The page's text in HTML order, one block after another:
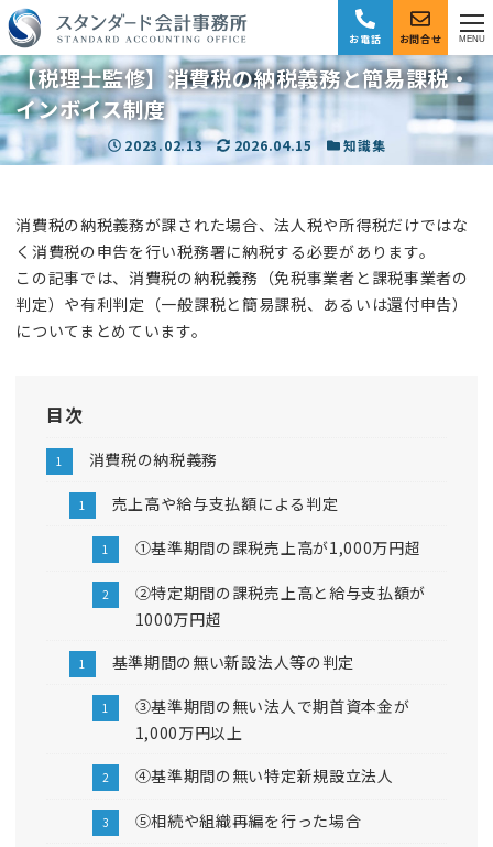
お電話 お問合せ MENU
【税理士監修】消費税の納税義務と簡易課税・
インボイス制度
投稿日
2023.02.13 更新日
2026.04.15 カテゴリー
知識集
消費税の納税義務が課された場合、法人税や所得税だけではな
く消費税の申告を行い税務署に納税する必要があります。
この記事では、消費税の納税義務（免税事業者と課税事業者の
判定）や有利判定（一般課税と簡易課税、あるいは還付申告）
についてまとめています。
目次
消費税の納税義務
売上高や給与支払額による判定
①基準期間の課税売上高が1,000万円超
②特定期間の課税売上高と給与支払額が
1000万円超
基準期間の無い新設法人等の判定
③基準期間の無い法人で期首資本金が
1,000万円以上
④基準期間の無い特定新規設立法人
⑤相続や組織再編を行った場合